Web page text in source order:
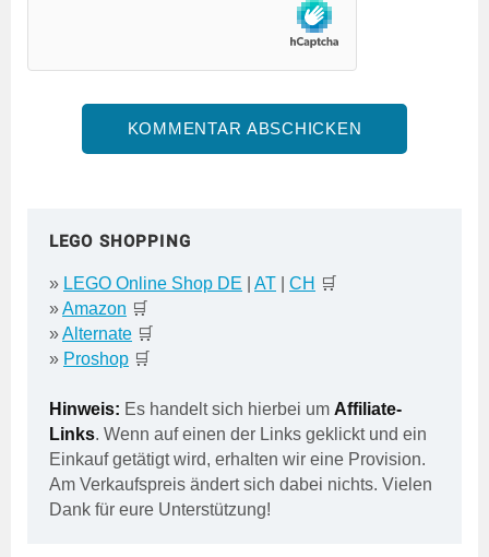
LEGO SHOPPING
» LEGO Online Shop DE AT CH 🛒
»Amazon 🛒
»Alternate 🛒
» Proshop 🛒
Hinweis: Es handelt sich hierbei um Affiliate-
Links. Wenn auf einen der Links geklickt und ein
Einkauf getätigt wird, erhalten wir eine Provision.
Am Verkaufspreis ändert sich dabei nichts. Vielen
Dank für eure Unterstützung!